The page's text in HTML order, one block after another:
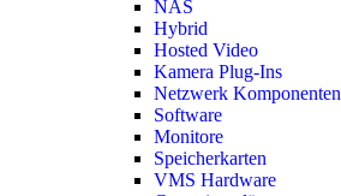
NAS
Hybrid
Hosted Video
Kamera Plug-Ins
Netzwerk Komponenten
Software
Monitore
Speicherkarten
VMS Hardware